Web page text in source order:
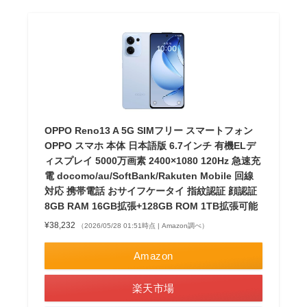
OPPO Reno13 A 5G SIMフリー スマートフォン
OPPO スマホ 本体 日本語版 6.7インチ 有機ELデ
ィスプレイ 5000万画素 2400×1080 120Hz 急速充
電 docomo/au/SoftBank/Rakuten Mobile 回線
対応 携帯電話 おサイフケータイ 指紋認証 顔認証
8GB RAM 16GB拡張+128GB ROM 1TB拡張可能
¥38,232 （2026/05/28 01:51時点 | Amazon調べ）
Amazon
楽天市場